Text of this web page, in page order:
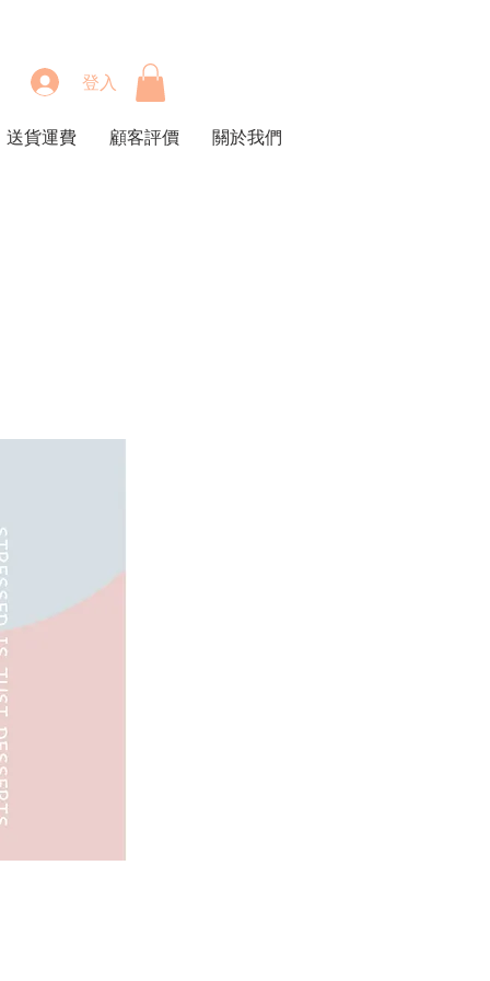
登入
送貨運費 顧客評價 關於我們